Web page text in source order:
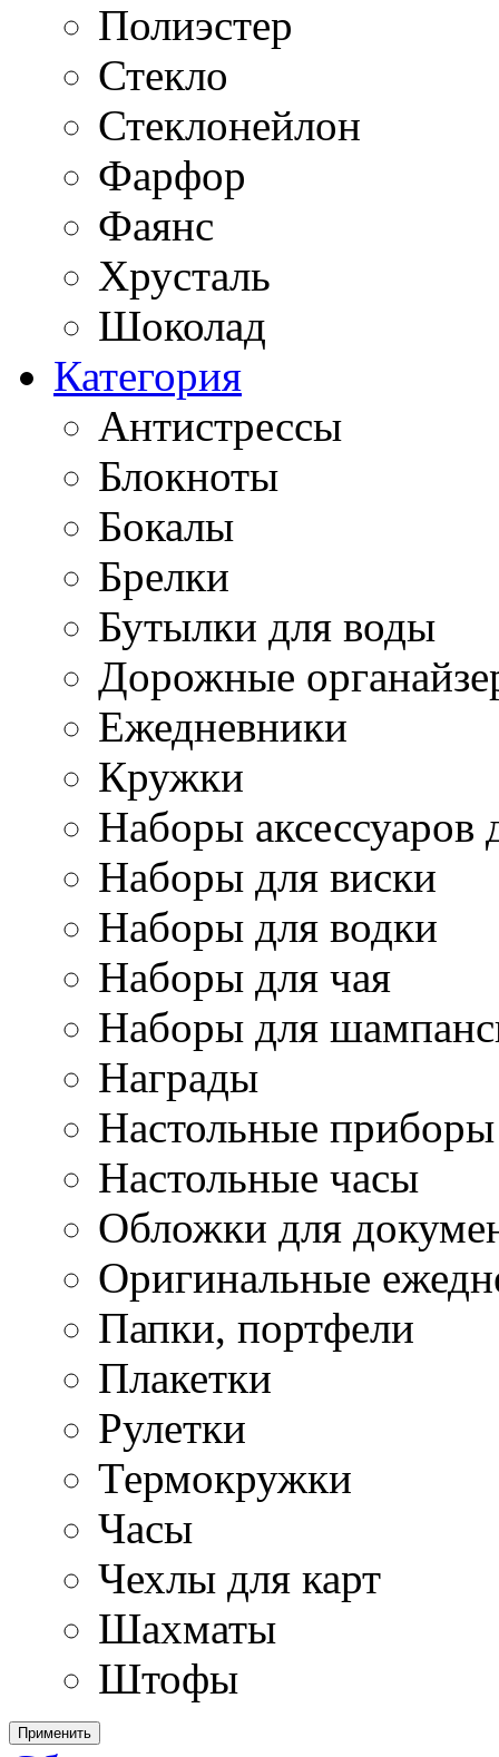
Полиэстер
Стекло
Стеклонейлон
Фарфор
Фаянс
Хрусталь
Шоколад
Категория
Антистрессы
Блокноты
Бокалы
Брелки
Бутылки для воды
Дорожные
Ежедневники
Кружки
Наборы аксессуаров
Наборы для виски
Наборы для водки
Наборы для чая
Наборы для
Награды
Настольные приборы
Настольные часы
Обложки для
Оригинальные
Папки, портфели
Плакетки
Рулетки
Термокружки
Часы
Чехлы для карт
Шахматы
Штофы
Применить